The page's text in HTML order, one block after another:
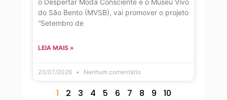
o Despertar Moda Consciente e o Museu Vivo
do São Bento (MVSB), vai promover o projeto
“Setembro de
LEIA MAIS »
23/07/2026 Nenhum comentário
1 2 3 4 5 6 7 8 9 10